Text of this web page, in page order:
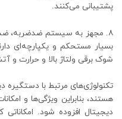
پشتیبانی می‌کنند.
۸. مجهز به سیستم ضدضربه،
بسیار مستحکم و یکپارچه‌ای
شوک برقی ولتاژ بالا و حرارت و
تکنولوژی‌های مرتبط با
هستند، بنابراین ویژگی‌ها و
دیجیتال افزوده شود.